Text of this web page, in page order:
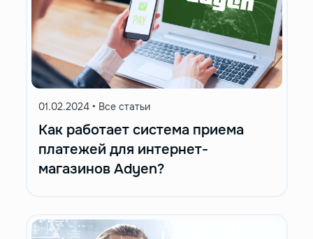
01.02.2024 • Все статьи
Как работает система приема
платежей для интернет-
магазинов Adyen?